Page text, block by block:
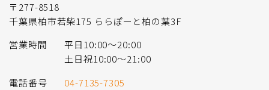
〒277-8518
千葉県柏市若柴175 ららぽーと柏の葉3F
営業時間
平日10:00〜20:00
土日祝10:00〜21:00
電話番号
04-7135-7305